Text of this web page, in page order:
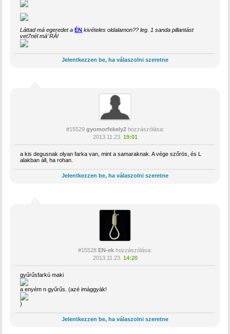
Láttad má egeredet a ÉN kivételes oldalamon?? leg. 1 sanda pillantást
vet7nél má’ RÁ!
Jelentkezzen be, ha válaszolni szeretne
#15529 gyomorfekely2hozzászólása:
2013.11.23. 19:01
a kis degusnak olyan farka van, mint a samaraknak. A vége szőrös, és L
alakban áll, ha rohan.
Jelentkezzen be, ha válaszolni szeretne
#15528 EN-ek hozzászólása:
2013.11.23. 14:20
gyűrűsfarkú maki
a enyém n gyűrűs. (azé imággyák!
)
Jelentkezzen be, ha válaszolni szeretne